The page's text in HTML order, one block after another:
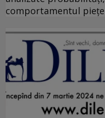
comportamentul